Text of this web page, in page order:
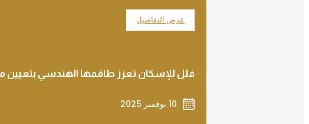
عرض التفاصيل
فلل للإسكان تعزز طاقمها الهندسي
10 نوفمبر 2025